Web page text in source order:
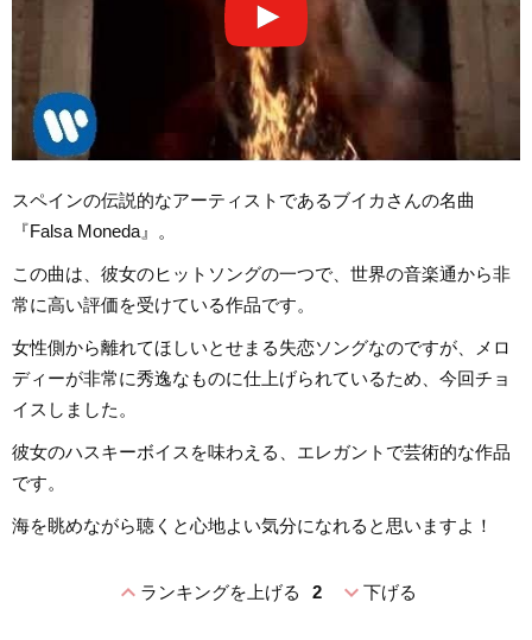
スペインの伝説的なアーティストであるブイカさんの名曲
『Falsa Moneda』。
この曲は、彼女のヒットソングの一つで、世界の音楽通から非
常に高い評価を受けている作品です。
女性側から離れてほしいとせまる失恋ソングなのですが、メロ
ディーが非常に秀逸なものに仕上げられているため、今回チョ
イスしました。
彼女のハスキーボイスを味わえる、エレガントで芸術的な作品
です。
海を眺めながら聴くと心地よい気分になれると思いますよ！
expand_lessランキングを上げる 2 expand_more下げる